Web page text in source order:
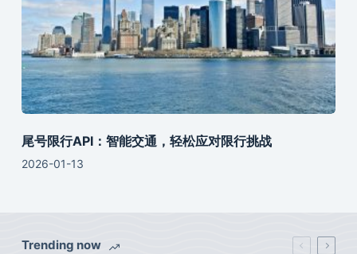
尾号限行API：智能交通，轻松应对限行挑战
2026-01-13
Trending now